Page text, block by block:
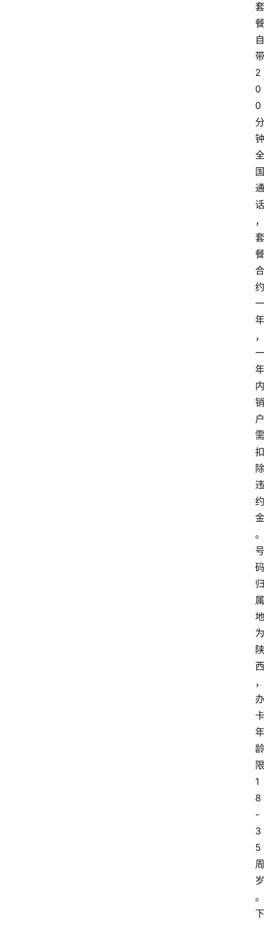
套
餐
自
带
2
0
0
分
钟
全
国
通
话
，
套
餐
合
约
一
年
，
一
年
内
销
户
需
扣
除
违
约
金
。
号
码
归
属
地
为
陕
西
，
办
卡
年
龄
限
1
8
-
3
5
周
岁
。
下